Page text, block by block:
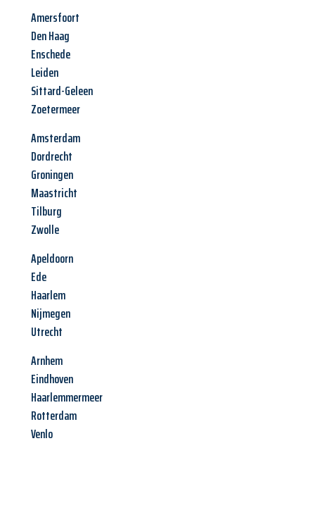
Amersfoort
Den Haag
Enschede
Leiden
Sittard-Geleen
Zoetermeer
Amsterdam
Dordrecht
Groningen
Maastricht
Tilburg
Zwolle
Apeldoorn
Ede
Haarlem
Nijmegen
Utrecht
Arnhem
Eindhoven
Haarlemmermeer
Rotterdam
Venlo